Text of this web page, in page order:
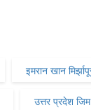
इमरान खान
उत्तर प्रदेश